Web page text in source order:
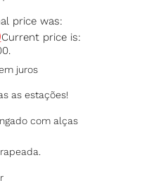
price was:
Current price is:
juros
as estações!
com alças